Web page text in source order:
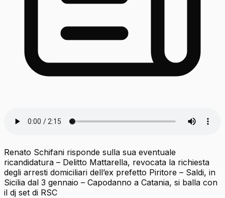
Renato Schifani risponde sulla sua eventuale
ricandidatura – Delitto Mattarella, revocata la richiesta
degli arresti domiciliari dell’ex prefetto Piritore – Saldi, in
Sicilia dal 3 gennaio – Capodanno a Catania, si balla con
il dj set di RSC